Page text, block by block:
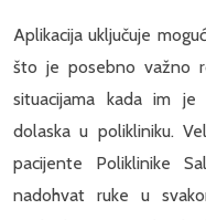
Aplikacija uključuje
što je posebno važno
situacijama kada im
dolaska u polikliniku.
pacijente Poliklinike
nadohvat ruke u